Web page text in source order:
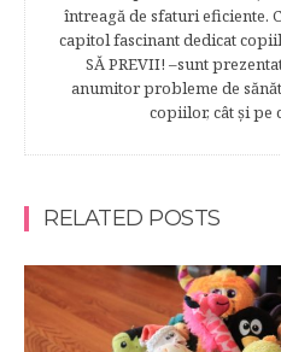
întreagă de sfaturi eficiente.
capitol fascinant dedicat
SĂ PREVII! –sunt
anumitor probleme de
copiilor, cât şi pe
RELATED POSTS